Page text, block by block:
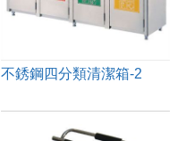
不銹鋼四分類清潔箱-2